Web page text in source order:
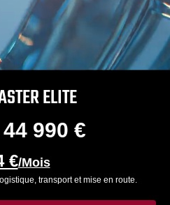
ELITE
44 990 €
€/Mois
transport et mise en route.